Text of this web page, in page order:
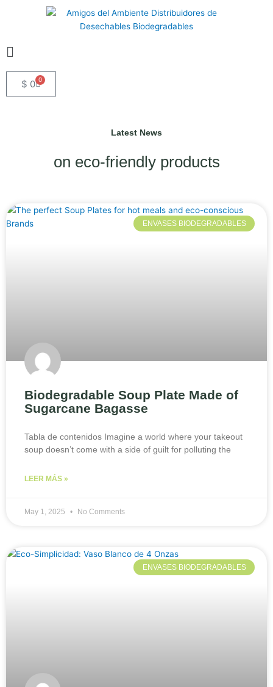
Flyout
$ 0 0
Cart
Latest News
on eco-friendly products
ENVASES BIODEGRADABLES
Biodegradable Soup Plate Made of
Sugarcane Bagasse
Tabla de contenidos Imagine a world where your takeout
soup doesn’t come with a side of guilt for polluting the
LEER MÁS »
May 1, 2025 No Comments
ENVASES BIODEGRADABLES